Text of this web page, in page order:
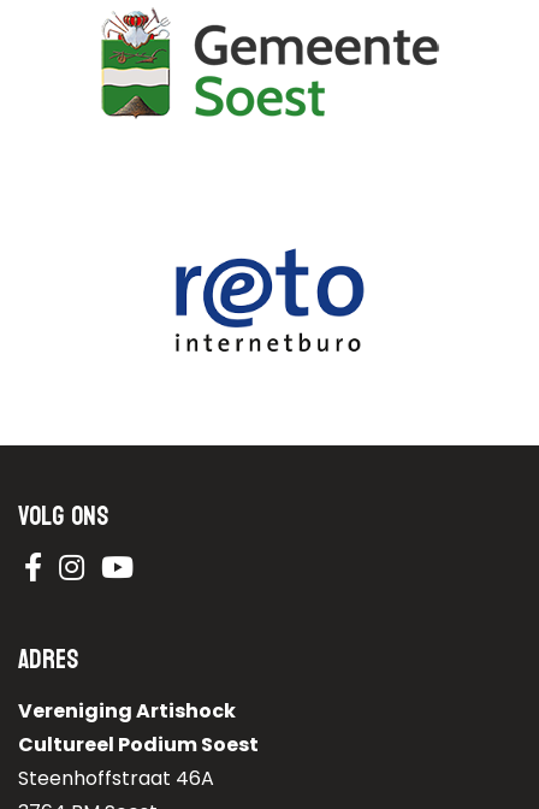
Volg ons
Adres
Vereniging Artishock
Cultureel Podium Soest
Steenhoffstraat 46A